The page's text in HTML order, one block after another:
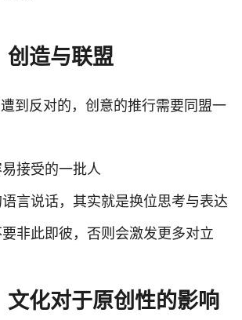
创造与联盟
到反对的，创意的推行需要同盟一
接受的一批人
言说话，其实就是换位思考与表达
非此即彼，否则会激发更多对立
文化对于原创性的影响